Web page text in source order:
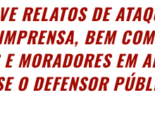
RELATOS DE
BEM
MORADORES EM
O DEFENSOR